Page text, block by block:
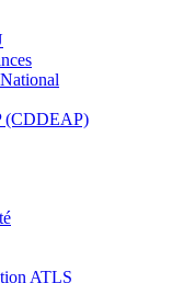
(CDDEAP)
ATLS